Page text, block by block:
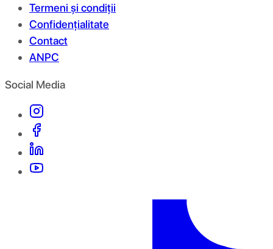
Termeni și condiții
Confidențialitate
Contact
ANPC
Social Media